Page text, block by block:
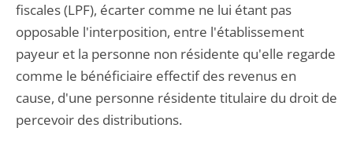
fiscales (LPF), écarter comme ne lui étant pas
opposable l'interposition, entre l'établissement
payeur et la personne non résidente qu'elle regarde
comme le bénéficiaire effectif des revenus en
cause, d'une personne résidente titulaire du droit de
percevoir des distributions.